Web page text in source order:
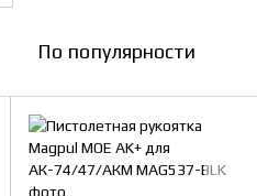
По популярности